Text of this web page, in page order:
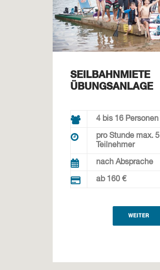
SEILBAHNMIETE
ÜBUNGSANLAGE
4 bis 16 Personen
pro Stunde max. 5
Teilnehmer
nach Absprache
ab 160 €
WEITER